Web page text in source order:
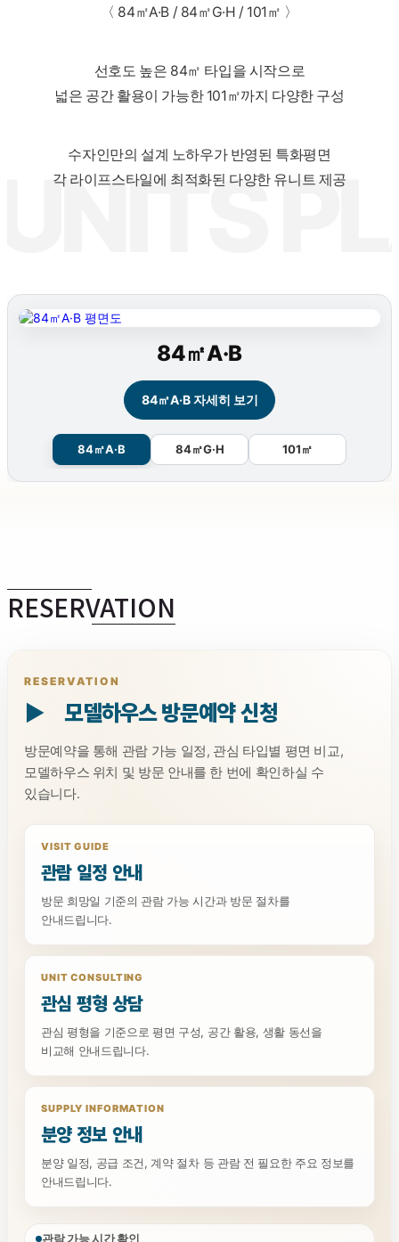
〈 84㎡A·B / 84㎡G·H / 101㎡ 〉
선호도 높은 84㎡ 타입을 시작으로
넓은 공간 활용이 가능한 101㎡까지 다양한 구성
수자인만의 설계 노하우가 반영된 특화평면
각 라이프스타일에 최적화된 다양한 유니트 제공
84㎡A·B
84㎡A·B 자세히 보기
84㎡A·B 84㎡G·H 101㎡
RESERVATION
RESERVATION
▶ 모델하우스 방문예약 신청
방문예약을 통해 관람 가능 일정, 관심 타입별 평면 비교,
모델하우스 위치 및 방문 안내를 한 번에 확인하실 수
있습니다.
VISIT GUIDE
관람 일정 안내
방문 희망일 기준의 관람 가능 시간과 방문 절차를
안내드립니다.
UNIT CONSULTING
관심 평형 상담
관심 평형을 기준으로 평면 구성, 공간 활용, 생활 동선을
비교해 안내드립니다.
SUPPLY INFORMATION
분양 정보 안내
분양 일정, 공급 조건, 계약 절차 등 관람 전 필요한 주요 정보를
안내드립니다.
관람 가능 시간 확인